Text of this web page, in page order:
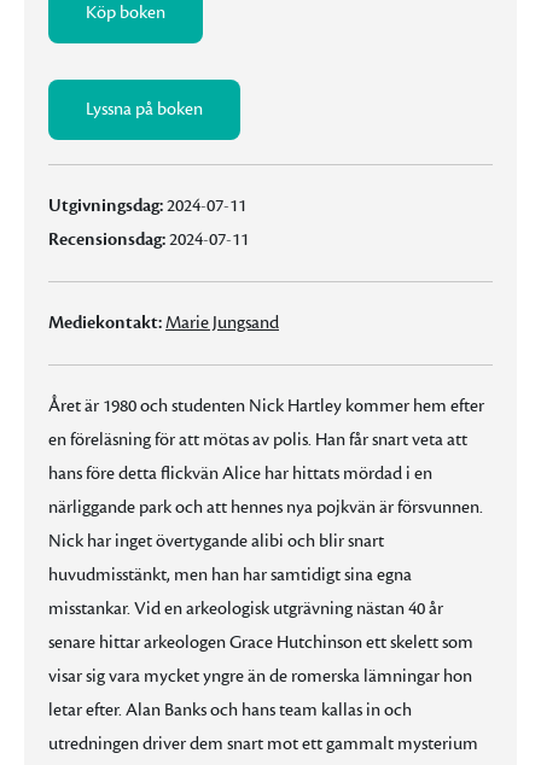
Köp boken
Lyssna på boken
Utgivningsdag:2024-07-11
Recensionsdag:2024-07-11
Mediekontakt:Marie Jungsand
Året är 1980 och studenten Nick Hartley kommer hem efter
en föreläsning för att mötas av polis. Han får snart veta att
hans före detta flickvän Alice har hittats mördad i en
närliggande park och att hennes nya pojkvän är försvunnen.
Nick har inget övertygande alibi och blir snart
huvudmisstänkt, men han har samtidigt sina egna
misstankar. Vid en arkeologisk utgrävning nästan 40 år
senare hittar arkeologen Grace Hutchinson ett skelett som
visar sig vara mycket yngre än de romerska lämningar hon
letar efter. Alan Banks och hans team kallas in och
utredningen driver dem snart mot ett gammalt mysterium